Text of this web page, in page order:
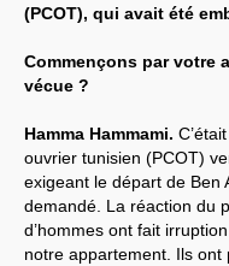
Guerre en Ukraine
(PCOT), qui avait été
Commençons par votre
vécue ?
Hamma Hammami.
ouvrier tunisien (PCOT)
exigeant le départ de Ben
demandé. La réaction du
d’hommes ont fait
notre appartement. Ils ont